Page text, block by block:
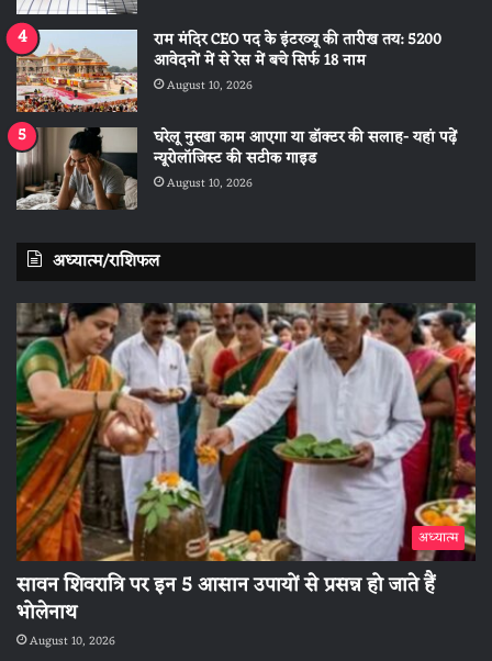
राम मंदिर CEO पद के इंटरव्यू की तारीख तय: 5200
आवेदनों में से रेस में बचे सिर्फ 18 नाम
August 10, 2026
घरेलू नुस्खा काम आएगा या डॉक्टर की सलाह- यहां पढ़ें
न्यूरोलॉजिस्ट की सटीक गाइड
August 10, 2026
अध्यात्म/राशिफल
अध्यात्म
सावन शिवरात्रि पर इन 5 आसान उपायों से प्रसन्न हो जाते हैं
भोलेनाथ
August 10, 2026